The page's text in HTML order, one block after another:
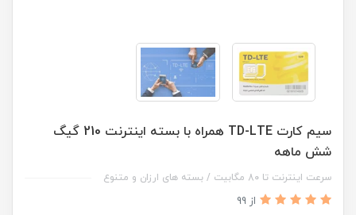
سیم کارت TD-LTE همراه با بسته اینترنت 210 گیگ
شش ماهه
سرعت اینترنت تا 80 مگابیت / بسته های ارزان و متنوع
از 99